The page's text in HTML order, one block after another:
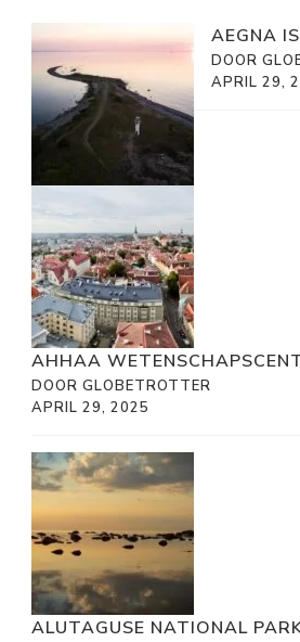
AEGNA
DOOR
APRIL 29,
AHHAA
DOOR GLOBETROTTER
APRIL 29, 2025
ALUTAGUSE NATIONAL